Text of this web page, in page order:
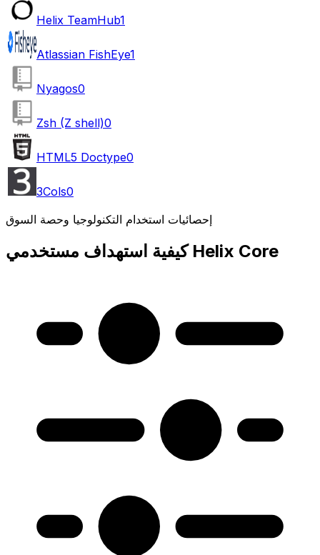
Helix TeamHub1
Atlassian FishEye1
Nyagos0
Zsh (Z shell)0
HTML5 Doctype0
3Cols0
إحصائيات استخدام التكنولوجيا وحصة السوق
كيفية استهداف مستخدمي Helix Core